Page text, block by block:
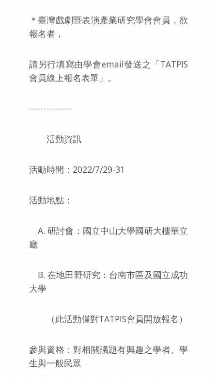
＊臺灣戲劇暨表演產業研究學會會員，欲
報名者，
請另行填寫由學會email發送之「TATPIS
會員線上報名表單」。
---------------
活動資訊
活動時間：2022/7/29-31
活動地點：
A. 研討會：國立中山大學國研大樓華立
廳
B. 在地田野研究：台南市區及國立成功
大學
（此活動僅對TATPIS會員開放報名）
參與資格：對相關議題有興趣之學者、學
生與一般民眾